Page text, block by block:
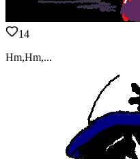
14
Hm,Hm,...